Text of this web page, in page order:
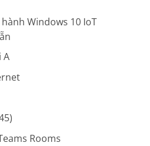
Windows 10 IoT
A
Rooms